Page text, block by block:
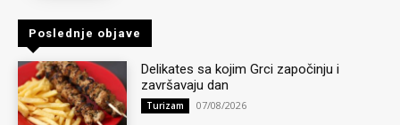
Poslednje objave
Delikates sa kojim Grci započinju i
završavaju dan
Turizam 07/08/2026